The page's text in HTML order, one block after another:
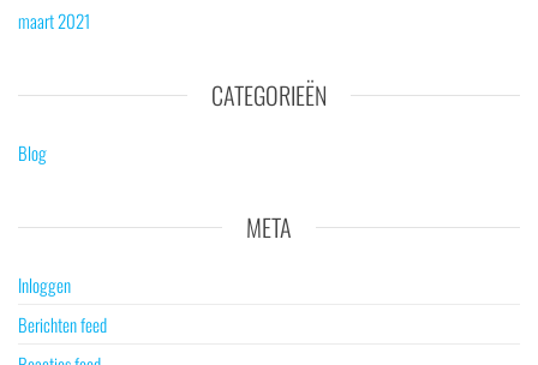
maart 2021
CATEGORIEËN
Blog
META
Inloggen
Berichten feed